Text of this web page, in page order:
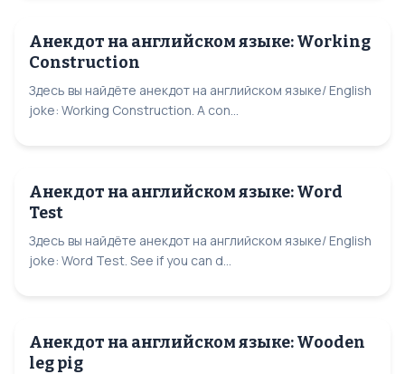
Анекдот на английском языке: Working
Construction
Здесь вы найдёте анекдот на английском языке/ English
joke: Working Construction. A con...
Анекдот на английском языке: Word
Test
Здесь вы найдёте анекдот на английском языке/ English
joke: Word Test. See if you can d...
Анекдот на английском языке: Wooden
leg pig